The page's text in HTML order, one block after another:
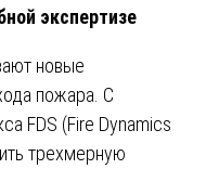
экспертизе
новые
пожара. С
FDS (Fire Dynamics
трехмерную